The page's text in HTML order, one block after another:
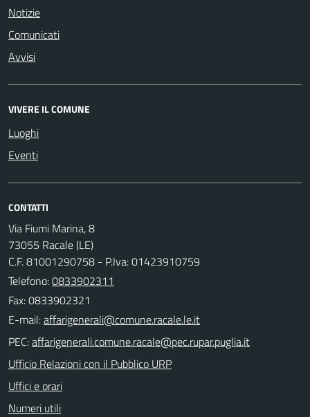
Notizie
Comunicati
Avvisi
VIVERE IL COMUNE
Luoghi
Eventi
CONTATTI
Via Fiumi Marina, 8
73055 Racale (LE)
C.F. 81001290758 - P.Iva: 01423910759
Telefono:0833902311
Fax: 0833902321
E-mail:
PEC:
Ufficio Relazioni con il Pubblico URP
Uffici e orari
Numeri utili